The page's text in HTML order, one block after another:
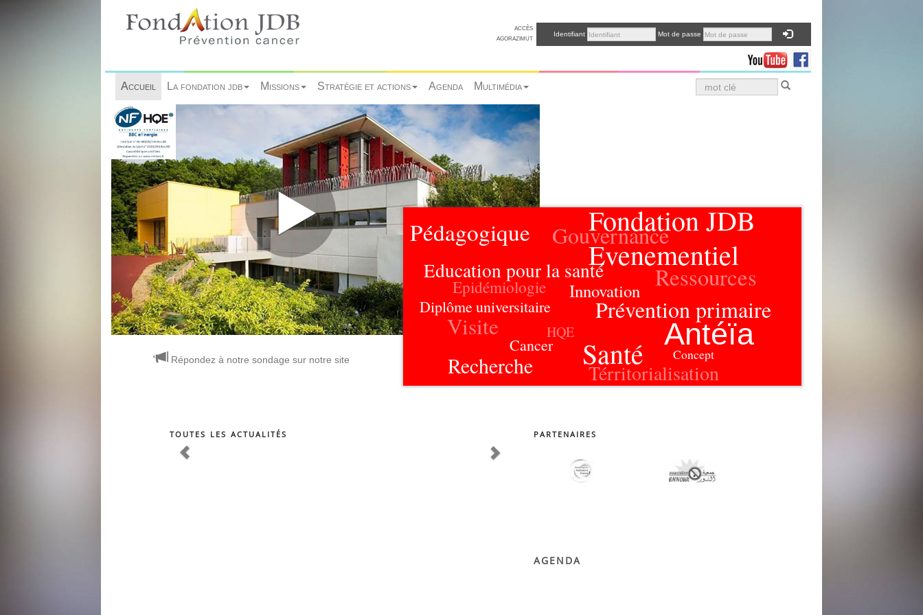
accès
agorazimut
Identifiant Mot de passe
Accueil La fondation jdb Missions Stratégie et actions Agenda Multimédia
Répondez à notre sondage sur notre site
Pédagogique
Visite
Concept
Epidémiologie
Cancer
Diplôme universitaire
Gouvernance
Ressources
Prévention primaire
Education pour la santé
HQE
Recherche
Innovation
Santé
Antéïa
Térritorialisation
Fondation JDB
Evenementiel
toutes les actualités partenaires
AGENDA